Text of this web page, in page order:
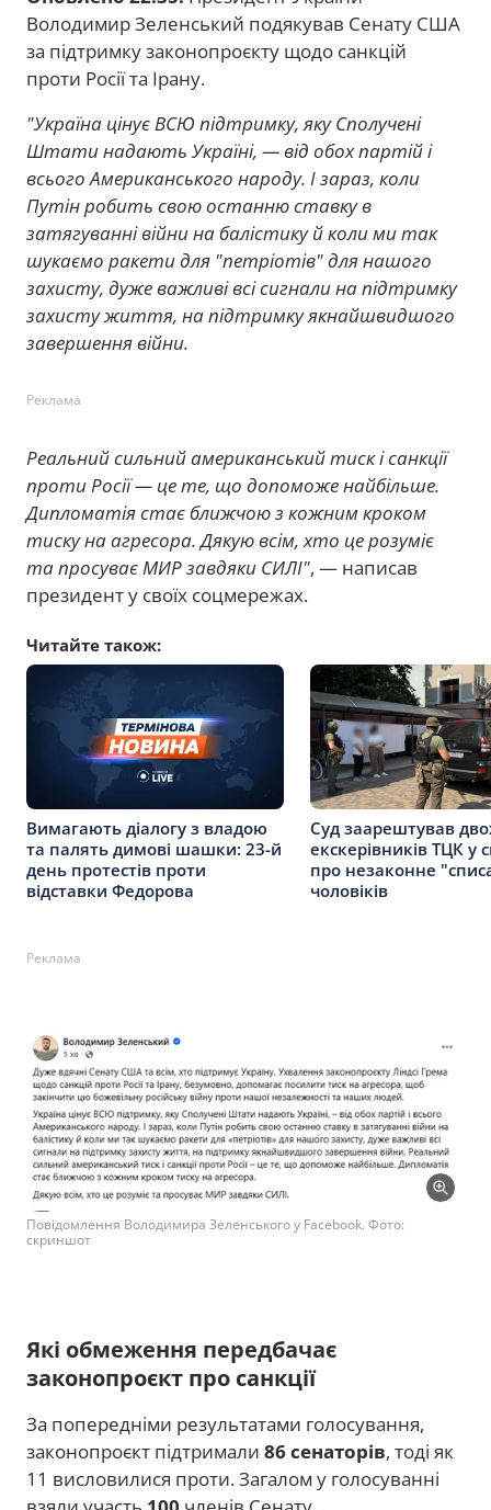
Володимир Зеленський подякував Сенату США
за підтримку законопроєкту щодо санкцій
проти Росії та Ірану.
"Україна цінує ВСЮ підтримку, яку Сполучені
Штати надають Україні, — від обох партій і
всього Американського народу. І зараз, коли
Путін робить свою останню ставку в
затягуванні війни на балістику й коли ми так
шукаємо ракети для "петріотів" для нашого
захисту, дуже важливі всі сигнали на підтримку
захисту життя, на підтримку якнайшвидшого
завершення війни.
Реклама
Реальний сильний американський тиск і санкції
проти Росії — це те, що допоможе найбільше.
Дипломатія стає ближчою з кожним кроком
тиску на агресора. Дякую всім, хто це розуміє
та просуває МИР завдяки СИЛІ", — написав
президент у своїх соцмережах.
Читайте також:
Вимагають діалогу з владою
та палять димові шашки: 23-й
день протестів проти
відставки Федорова
Суд заарештував
екскерівників ТЦК у
про незаконне
чоловіків
Реклама
Повідомлення Володимира Зеленського у Facebook. Фото:
скриншот
Які обмеження передбачає
законопроєкт про санкції
За попередніми результатами голосування,
законопроєкт підтримали 86 сенаторів, тоді як
11 висловилися проти. Загалом у голосуванні